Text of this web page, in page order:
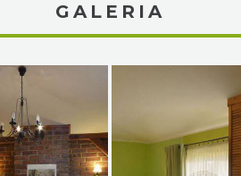
GALERIA